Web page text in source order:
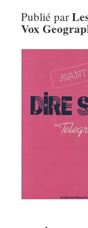
Publié par
Vox